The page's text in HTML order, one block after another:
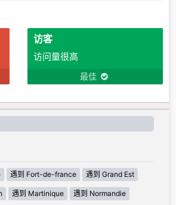
访客
访问量很高
最佳
遇到 Fort-de-france 遇到 Grand Est
遇到 Martinique 遇到 Normandie